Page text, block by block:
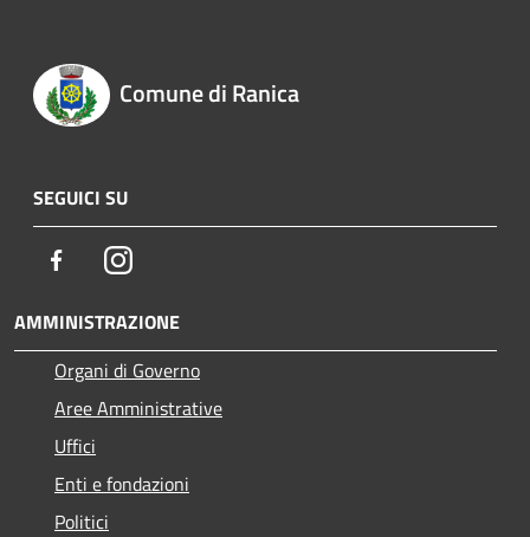
Comune di Ranica
SEGUICI SU
FacebookInstagram
AMMINISTRAZIONE
Organi di Governo
Aree Amministrative
Uffici
Enti e fondazioni
Politici